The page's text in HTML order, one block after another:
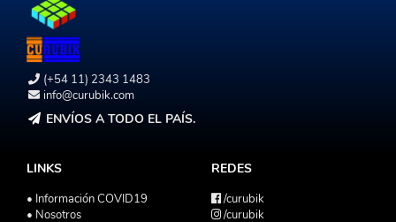
(+54 11) 2343 1483
info@curubik.com
ENVÍOS A TODO EL PAÍS.
LINKS
• Información COVID19
• Nosotros
REDES
/curubik
/curubik